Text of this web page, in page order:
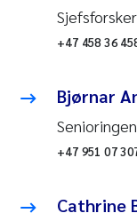
Sjefsforsker
+47 458 36
Bjørnar
+47 951 07
Cathrine